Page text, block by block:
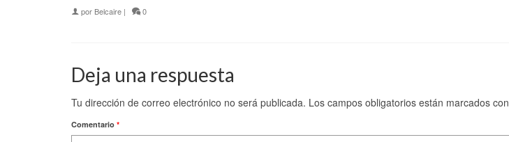
por Belcaire | 0
Deja una respuesta
Tu dirección de correo electrónico no será publicada. Los campos obligatorios están marcados con
Comentario *